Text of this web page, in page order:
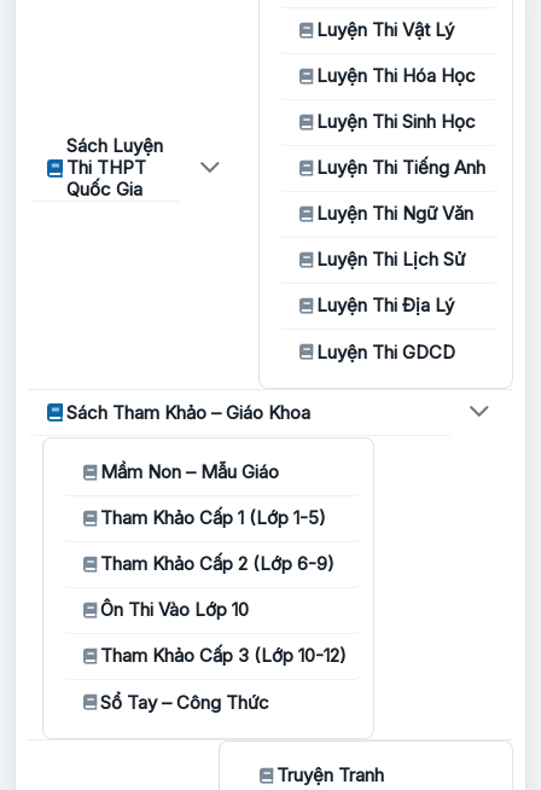
Sách Luyện
Thi THPT
Quốc Gia
Luyện Thi Vật Lý
Luyện Thi Hóa Học
Luyện Thi Sinh Học
Luyện Thi Tiếng Anh
Luyện Thi Ngữ Văn
Luyện Thi Lịch Sử
Luyện Thi Địa Lý
Luyện Thi GDCD
Sách Tham Khảo – Giáo Khoa
Mầm Non – Mẫu Giáo
Tham Khảo Cấp 1 (Lớp 1-5)
Tham Khảo Cấp 2 (Lớp 6-9)
Ôn Thi Vào Lớp 10
Tham Khảo Cấp 3 (Lớp 10-12)
Sổ Tay – Công Thức
Truyện Tranh